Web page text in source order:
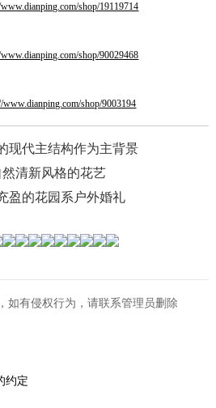
shop/19119714
shop/90029468
www.dianping.com/shop/9003194
现代主结构作为主背景
然清新风格的花艺
盈的花园系户外婚礼
如有侵权行为，请联系管理员删除
约定